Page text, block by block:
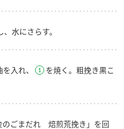
、水にさらす。
入れ、
を焼く。粗挽き黒こ
のごまだれ 焙煎荒挽き」を回